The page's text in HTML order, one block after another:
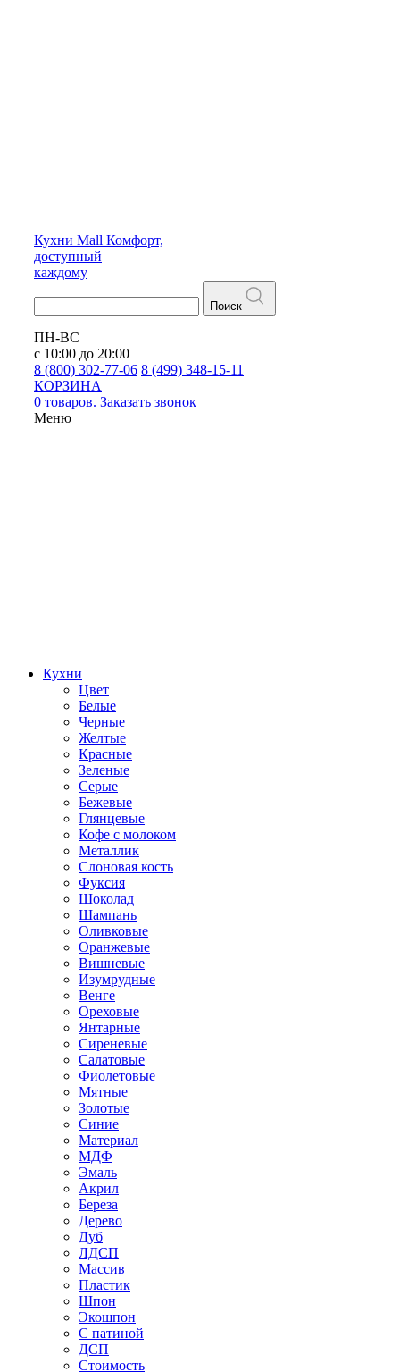
Кухни Mall Комфорт,
доступный
каждому
Поиск
ПН-ВС
с 10:00 до 20:00
8 (800) 302-77-06 8 (499) 348-15-11
КОРЗИНА
0 товаров. Заказать звонок
Меню
Кухни
Цвет
Белые
Черные
Желтые
Красные
Зеленые
Серые
Бежевые
Глянцевые
Кофе с молоком
Металлик
Слоновая кость
Фуксия
Шоколад
Шампань
Оливковые
Оранжевые
Вишневые
Изумрудные
Венге
Ореховые
Янтарные
Сиреневые
Салатовые
Фиолетовые
Мятные
Золотые
Синие
Материал
МДФ
Эмаль
Акрил
Береза
Дерево
Дуб
ЛДСП
Массив
Пластик
Шпон
Экошпон
С патиной
ДСП
Стоимость